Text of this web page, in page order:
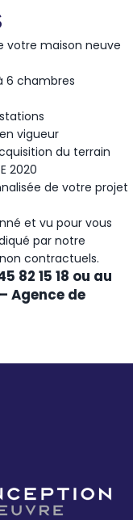
votre maison neuve
6 chambres
vigueur
du terrain
2020
de votre projet
et vu pour vous
par notre
contractuels.
82 15 18 ou au
Agence de